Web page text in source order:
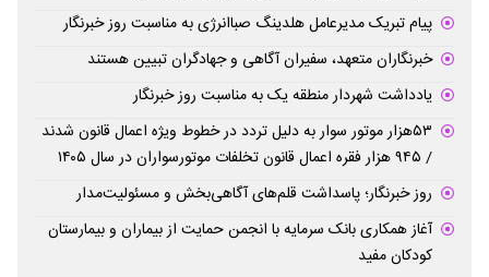
پیام تبریک مدیرعامل هلدینگ صباانرژی به مناسبت روز خبرنگار
خبرنگاران متعهد، سفیران آگاهی و جهادگران تبیین هستند
یادداشت شهردار منطقه یک به مناسبت روز خبرنگار
۵۳هزار موتور سوار به دلیل تردد در خطوط ویژه اعمال قانون شدند
/ ۹۴۵ هزار فقره اعمال قانون تخلفات موتورسواران در سال ۱۴۰۵
روز خبرنگار؛ پاسداشت قلم‌های آگاهی‌بخش و مسئولیت‌مدار
آغاز همکاری بانک سرمایه با انجمن حمایت از بیماران و بیمارستان
کودکان مفید